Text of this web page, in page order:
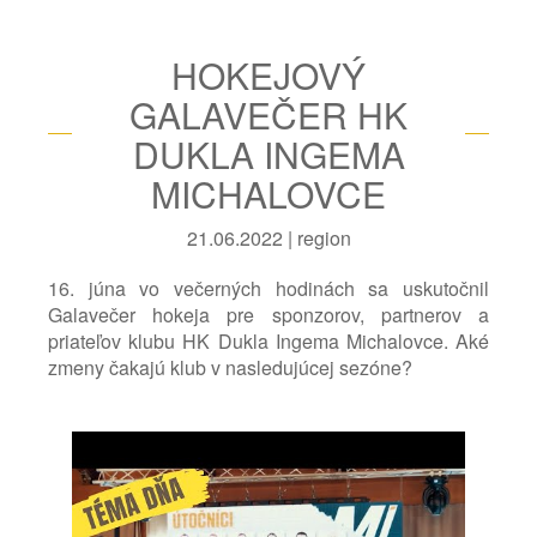
HOKEJOVÝ
GALAVEČER HK
DUKLA INGEMA
MICHALOVCE
21.06.2022 | region
16. júna vo večerných hodinách sa uskutočnil
Galavečer hokeja pre sponzorov, partnerov a
priateľov klubu HK Dukla Ingema Michalovce. Aké
zmeny čakajú klub v nasledujúcej sezóne?